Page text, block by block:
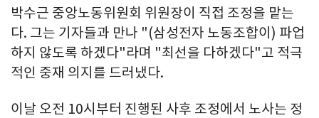
박수근 중앙노동위원회 위원장이 직접 조정을 맡는
다. 그는 기자들과 만나 "(삼성전자 노동조합이) 파업
하지 않도록 하겠다"라며 "최선을 다하겠다"고 적극
적인 중재 의지를 드러냈다.
이날 오전 10시부터 진행된 사후 조정에서 노사는 정